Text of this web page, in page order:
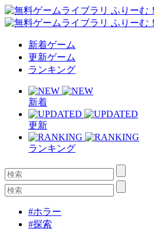
新着ゲーム
更新ゲーム
ランキング
新着
更新
ランキング
#ホラー
#探索